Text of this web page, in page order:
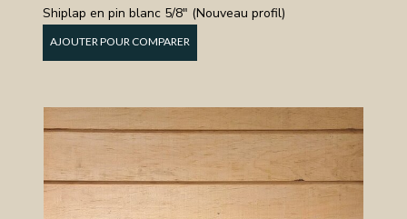
Shiplap en pin blanc 5/8" (Nouveau profil)
AJOUTER POUR COMPARER